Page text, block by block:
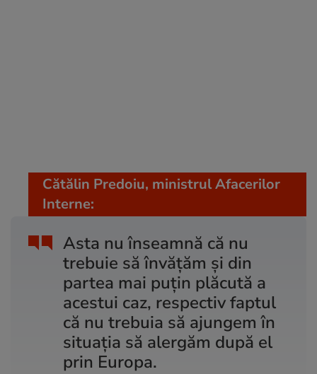
Asta nu înseamnă că nu
trebuie să învățăm și din
partea mai puțin plăcută a
acestui caz, respectiv faptul
că nu trebuia să ajungem în
situația să alergăm după el
prin Europa.
Cătălin Predoiu, ministrul Afacerilor
Interne: